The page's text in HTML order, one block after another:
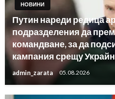
НОВИНИ
Путин нареди редица
подразделения да
командване, за да
кампания срещу
admin_zarata 05.08.2026